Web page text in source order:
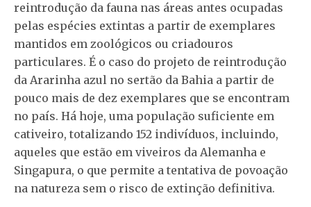
reintrodução da fauna nas áreas antes ocupadas
pelas espécies extintas a partir de exemplares
mantidos em zoológicos ou criadouros
particulares. É o caso do projeto de reintrodução
da Ararinha azul no sertão da Bahia a partir de
pouco mais de dez exemplares que se encontram
no país. Há hoje, uma população suficiente em
cativeiro, totalizando 152 indivíduos, incluindo,
aqueles que estão em viveiros da Alemanha e
Singapura, o que permite a tentativa de povoação
na natureza sem o risco de extinção definitiva.